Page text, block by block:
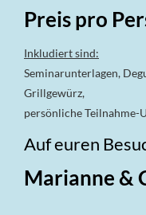
Preis pro
Inkludiert sind:
Seminarunterlagen,
Grillgewürz,
persönliche Teilnahme-
Auf euren
Marianne &